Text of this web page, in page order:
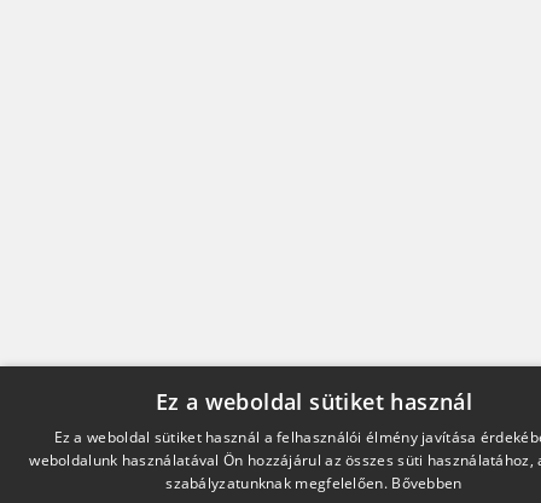
Ez a weboldal sütiket használ
Ez a weboldal sütiket használ a felhasználói élmény javítása
weboldalunk használatával Ön hozzájárul az összes süti használatához,
szabályzatunknak megfelelően. Bővebben